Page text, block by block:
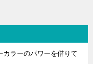
カラーのパワーを借りて